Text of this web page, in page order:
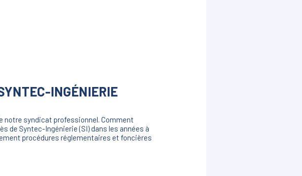
INGÉNIERIE
notre syndicat professionnel. Comment
de Syntec-Ingénierie (SI) dans les années à
procédures réglementaires et foncières